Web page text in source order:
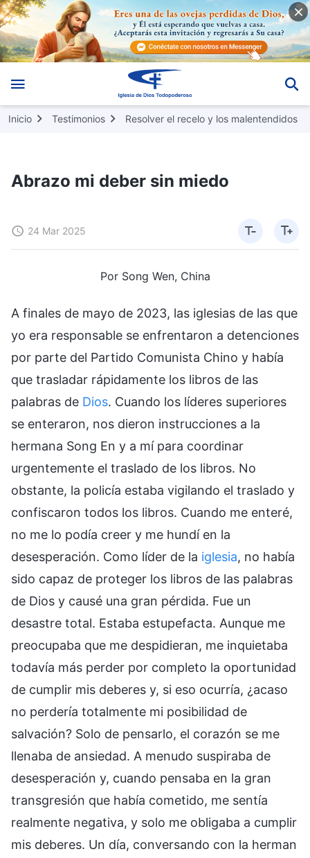
Inicio Testimonios Resolver el recelo y los malentendidos
Abrazo mi deber sin miedo
24 Mar 2025
Por Song Wen, China
A finales de mayo de 2023, las iglesias de las que
yo era responsable se enfrentaron a detenciones
por parte del Partido Comunista Chino y había
que trasladar rápidamente los libros de las
palabras de Dios. Cuando los líderes superiores
se enteraron, nos dieron instrucciones a la
hermana Song En y a mí para coordinar
urgentemente el traslado de los libros. No
obstante, la policía estaba vigilando el traslado y
confiscaron todos los libros. Cuando me enteré,
no me lo podía creer y me hundí en la
desesperación. Como líder de la iglesia, no había
sido capaz de proteger los libros de las palabras
de Dios y causé una gran pérdida. Fue un
desastre total. Estaba estupefacta. Aunque me
preocupaba que me despidieran, me inquietaba
todavía más perder por completo la oportunidad
de cumplir mis deberes y, si eso ocurría, ¿acaso
no perdería totalmente mi posibilidad de
salvación? Solo de pensarlo, el corazón se me
llenaba de ansiedad. A menudo suspiraba de
desesperación y, cuando pensaba en la gran
transgresión que había cometido, me sentía
realmente negativa, y solo me obligaba a cumplir
mis deberes. Un día, conversando con la herman